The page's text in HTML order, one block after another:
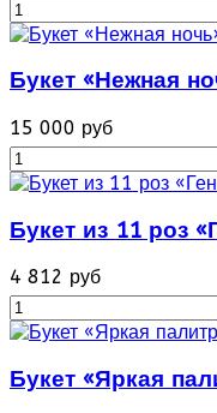
Букет «Нежная
15 000 руб
Букет из 11 роз
4 812 руб
Букет «Яркая